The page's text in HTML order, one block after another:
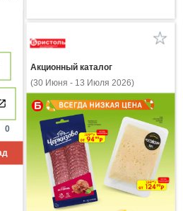
0
Акционный каталог
(30 Июня - 13 Июля 2026)